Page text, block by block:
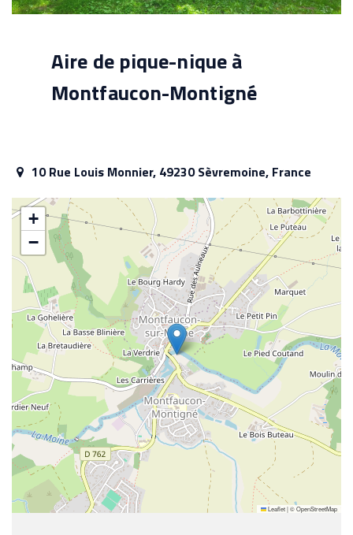
Aire de pique-nique à
Montfaucon-Montigné
10 Rue Louis Monnier, 49230 Sèvremoine, France
+
−
Leaflet|©OpenStreetMap